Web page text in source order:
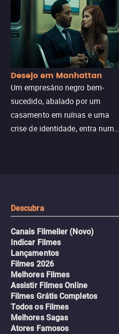
Desejo em Manhattan
Um empresário negro bem-
sucedido, abalado por um
casamento em ruínas e uma
crise de identidade, entra num
Descubra
Canais Filmelier (Novo)
Indicar Filmes
Lançamentos
Filmes 2026
Melhores Filmes
Assistir Filmes Online
Filmes Grátis Completos
Todos os Filmes
Melhores Sagas
Atores Famosos